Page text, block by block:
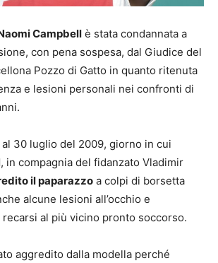
Campbell è stata condannata a
con pena sospesa, dal Giudice del
Pozzo di Gatto in quanto ritenuta
e lesioni personali nei confronti di
30 luglio del 2009, giorno in cui
, in compagnia del fidanzato Vladimir
il paparazzo a colpi di borsetta
alcune lesioni all’occhio e
al più vicino pronto soccorso.
aggredito dalla modella perché